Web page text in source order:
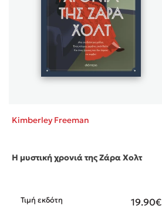
Kimberley Freeman
Η μυστική χρονιά της Ζάρα Χολτ
Τιμή εκδότη 19.90€